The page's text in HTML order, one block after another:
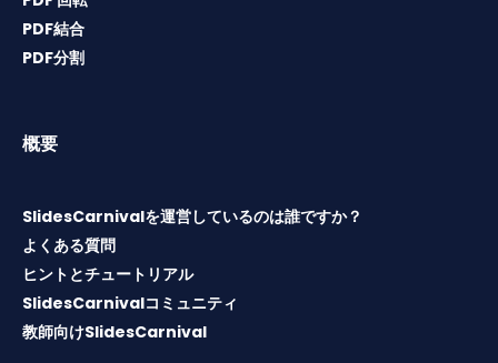
PDF結合
PDF分割
概要
SlidesCarnivalを運営しているのは誰ですか？
よくある質問
ヒントとチュートリアル
SlidesCarnivalコミュニティ
教師向けSlidesCarnival